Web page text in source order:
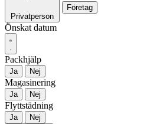
Privatperson
Företag
Önskat datum
Packhjälp
Ja Nej
Magasinering
Ja Nej
Flyttstädning
Ja
Nej